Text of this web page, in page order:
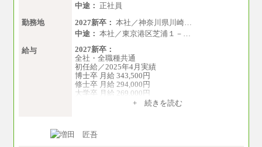
中途： 正社員
勤務地
2027新卒： 本社／神奈川県川崎…
中途： 本社／東京港区芝浦１－…
給与
2027新卒：
全社・全職種共通
初任給／2025年4月実績
博士卒 月給 343,500円
修士卒 月給 294,000円
大学卒 月給 269,000円
※試用期間の給与に変更はございません
ます。
+ 続きを読む